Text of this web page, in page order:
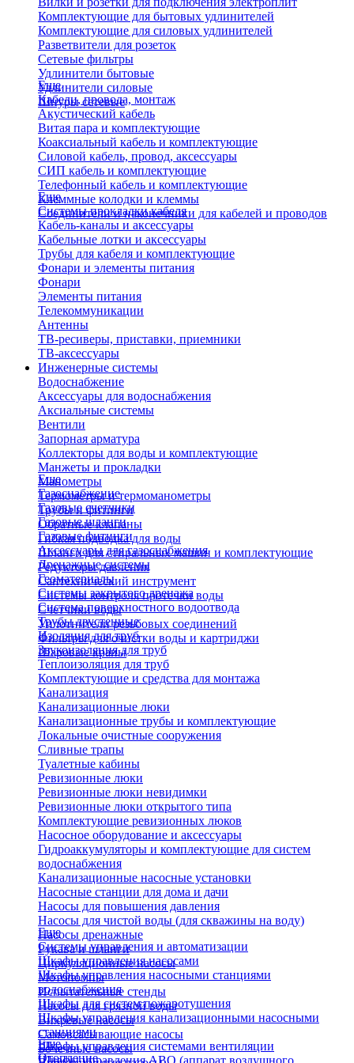
Комплектующие для бытовых удлинителей
Комплектующие для силовых удлинителей
Разветвители для розеток
Сетевые фильтры
Удлинители бытовые
Удлинители силовые
Шнуры сетевые
Еще
Кабели, провода, монтаж
Акустический кабель
Витая пара и комплектующие
Коаксиальный кабель и комплектующие
Силовой кабель, провод, аксессуары
СИП кабель и комплектующие
Телефонный кабель и комплектующие
Клеммные колодки и клеммы
Соединители и наконечники для кабелей и проводов
Еще
Системы прокладки кабеля
Кабель-каналы и аксессуары
Кабельные лотки и аксессуары
Трубы для кабеля и комплектующие
Фонари и элементы питания
Фонари
Элементы питания
Телекоммуникации
Антенны
ТВ-ресиверы, приставки, приемники
ТВ-аксессуары
Инженерные системы
Водоснабжение
Аксессуары для водоснабжения
Аксиальные системы
Вентили
Запорная арматура
Коллекторы для воды и комплектующие
Манжеты и прокладки
Манометры
Термометры и термоманометры
Трубы и фитинги
Обратные клапаны
Гибкая подводка для воды
Шланги для стиральных машин и комплектующие
Редукторы давления
Сантехнический инструмент
Системы контроля протечки воды
Счетчики воды
Уплотнители резьбовых соединений
Фильтры для очистки воды и картриджи
Шаровые краны
Еще
Газоснабжение
Газовые счетчики
Газовые шланги
Газовые фитинги
Аксессуары для газоснабжения
Дренажные системы
Геоматериалы
Системы закрытого дренажа
Система поверхностного водоотвода
Трубы двустенные
Изоляция для труб
Звукоизоляция для труб
Теплоизоляция для труб
Комплектующие и средства для монтажа
Канализация
Канализационные люки
Канализационные трубы и комплектующие
Локальные очистные сооружения
Сливные трапы
Туалетные кабины
Ревизионные люки
Ревизионные люки невидимки
Ревизионные люки открытого типа
Комплектующие ревизионных люков
Насосное оборудование и аксессуары
Гидроаккумуляторы и комплектующие для систем
водоснабжения
Канализационные насосные установки
Насосные станции для дома и дачи
Насосы для повышения давления
Насосы для чистой воды (для скважины на воду)
Насосы дренажные
Рукава и шланги
Циркуляционные насосы
Мотопомпы
Испытательные стенды
Насосы для грязной воды
Вихревые насосы
Самовсасывающие насосы
Бочечные насосы
Еще
Системы управления и автоматизации
Шкафы управления насосами
Шкафы управления насосными станциями
водоснабжения
Шкафы для систем пожаротушения
Шкафы управления канализационными насосными
станциями
Шкафы управления системами вентиляции
Шкафы управления АВО (аппарат воздушного
Еще
Отопление